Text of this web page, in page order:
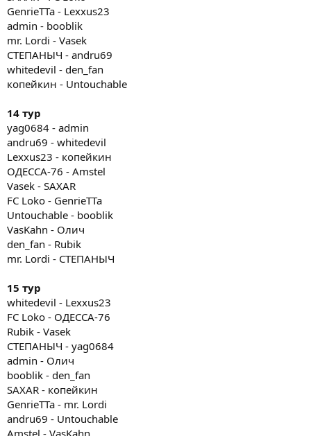
GenrieTTa - Lexxus23
admin - booblik
mr. Lordi - Vasek
СТЕПАНЫЧ - andru69
whitedevil - den_fan
копейкин - Untouchable
14 тур
yag0684 - admin
andru69 - whitedevil
Lexxus23 - копейкин
ОДЕССА-76 - Amstel
Vasek - SAXAR
FC Loko - GenrieTTa
Untouchable - booblik
VasKahn - Олич
den_fan - Rubik
mr. Lordi - СТЕПАНЫЧ
15 тур
whitedevil - Lexxus23
FC Loko - ОДЕССА-76
Rubik - Vasek
СТЕПАНЫЧ - yag0684
admin - Олич
booblik - den_fan
SAXAR - копейкин
GenrieTTa - mr. Lordi
andru69 - Untouchable